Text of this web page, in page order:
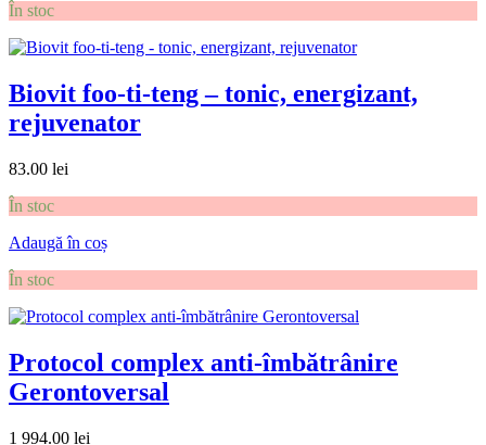
În stoc
Biovit foo-ti-teng – tonic, energizant,
rejuvenator
83.00 lei
În stoc
Adaugă în coș
În stoc
Protocol complex anti-îmbătrânire
Gerontoversal
1 994.00 lei